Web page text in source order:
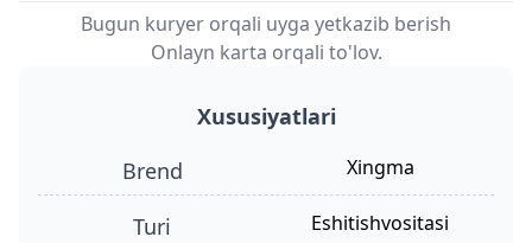
Bugun kuryer orqali uyga yetkazib berish
Onlayn karta orqali to'lov.
Xususiyatlari
Brend
xingma
turi eshitishvositasi